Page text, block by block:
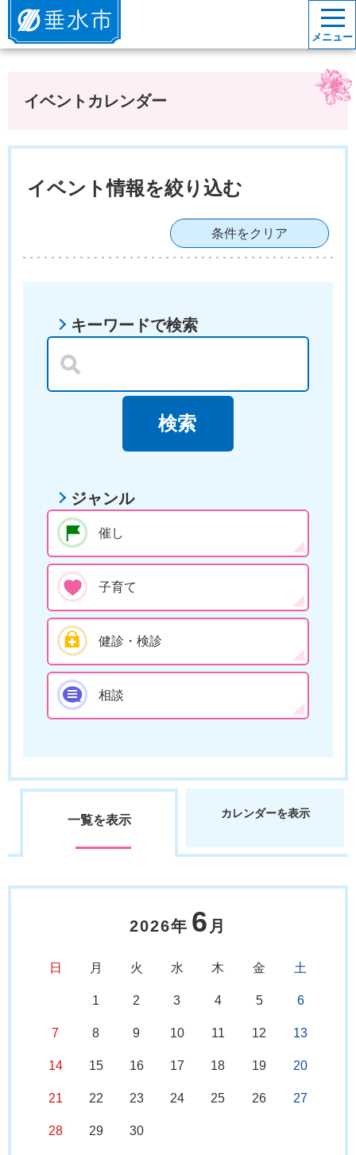
垂水市
メニュー
イベントカレンダー
イベント情報を絞り込む
条件をクリア
キーワードで検索
ジャンル
催し
子育て
健診・検診
相談
一覧を表示 カレンダーを表示
2026年 6 月
日 月 火 水 木 金 土
1 2 3 4 5 6
7 8 9 10 11 12 13
14 15 16 17 18 19 20
21 22 23 24 25 26 27
28 29 30